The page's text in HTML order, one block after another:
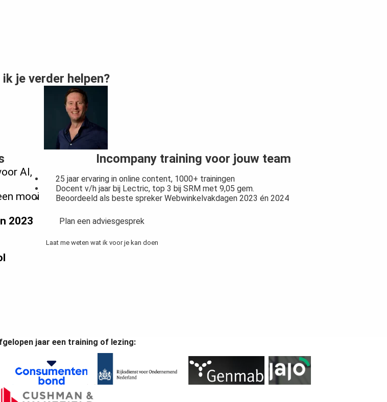
ik je verder helpen?
AI,
mooi
2023
Incompany training voor jouw team
25 jaar ervaring in online content, 1000+ trainingen
Docent v/h jaar bij Lectric, top 3 bij SRM met 9,05 gem.
Beoordeeld als beste spreker Webwinkelvakdagen 2023 én 2024
Plan een adviesgesprek
Laat me weten wat ik voor je kan doen
jaar een training of lezing: